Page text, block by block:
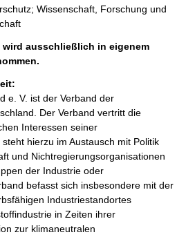
Wissenschaft, Forschung und
ausschließlich in eigenem
e. V. ist der Verband der
Der Verband vertritt die
Interessen seiner
hierzu im Austausch mit Politik
und Nichtregierungsorganisationen
der Industrie oder
befasst sich insbesondere mit der
Industriestandortes
in Zeiten ihrer
zur klimaneutralen